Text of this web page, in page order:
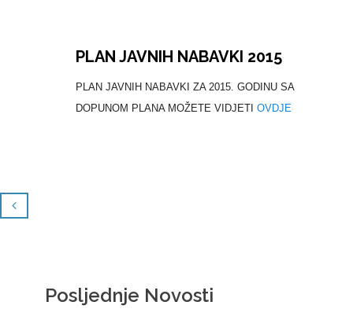
PLAN JAVNIH NABAVKI 2015
PLAN JAVNIH NABAVKI ZA 2015. GODINU SA
DOPUNOM PLANA MOŽETE VIDJETIOVDJE
Posljednje Novosti